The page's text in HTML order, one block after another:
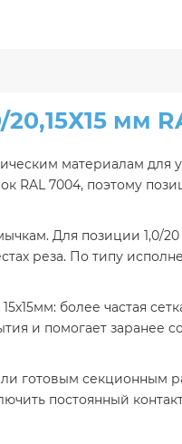
мм
материалам для
RAL 7004, поэтому
Для позиции 1,0/20
реза. По типу
более частая
и помогает заранее
готовым секционным
постоянный